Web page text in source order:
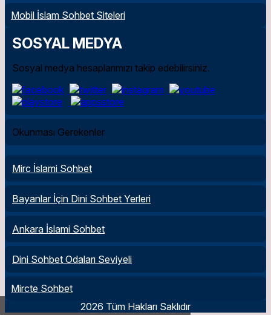
Sahur Yapmanın Önemi ve Fazileti Nedir?
Mobil İslam Sohbet Siteleri
SOSYAL MEDYA
Sosyal medya hesaplarımızı takip edebilirsiniz.
Okunması Gerekenler
Mirc İslami Sohbet
Bayanlar İçin Dini Sohbet Yerleri
Ankara İslami Sohbet
Dini Sohbet Odaları Seviyeli
Mircte Sohbet
2026 Tüm Hakları Saklıdır